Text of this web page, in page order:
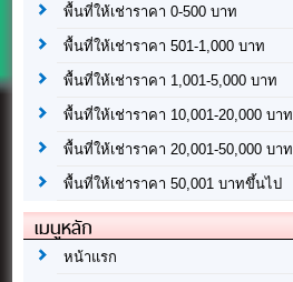
พื้นที่ให้เช่าราคา 0-500 บาท
พื้นที่ให้เช่าราคา 501-1,000 บาท
พื้นที่ให้เช่าราคา 1,001-5,000 บาท
พื้นที่ให้เช่าราคา 10,001-20,000 บาท
พื้นที่ให้เช่าราคา 20,001-50,000 บาท
พื้นที่ให้เช่าราคา 50,001 บาทขึ้นไป
เมนูหลัก
หน้าแรก